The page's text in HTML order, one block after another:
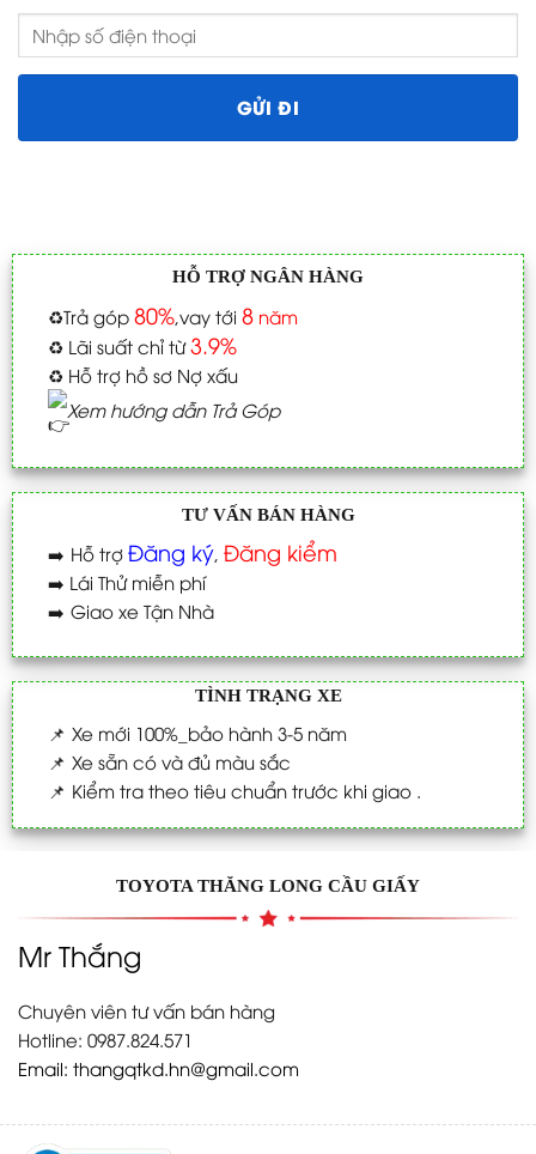
HỖ TRỢ NGÂN HÀNG
♻️Trả góp 80%,vay tới 8năm
♻️ Lãi suất chỉ từ3.9%
♻️ Hỗ trợ hồ sơ Nợ xấu
Xem hướng dẫn Trả Góp
TƯ VẤN BÁN HÀNG
➡️ Hỗ trợ Đăng ký, Đăng kiểm
➡️ Lái Thử miễn phí
➡️ Giao xe Tận Nhà
TÌNH TRẠNG XE
📌 Xe mới 100%_bảo hành 3-5 năm
📌 Xe sẵn có và đủ màu sắc
📌 Kiểm tra theo tiêu chuẩn trước khi giao .
TOYOTA THĂNG LONG CẦU GIẤY
Mr Thắng
Chuyên viên tư vấn bán hàng
Hotline: 0987.824.571
Email: thangqtkd.hn@gmail.com